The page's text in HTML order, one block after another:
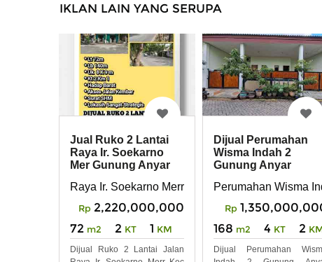
IKLAN LAIN YANG SERUPA
Jual Ruko 2 Lantai
Raya Ir. Soekarno
Mer Gunung Anyar
Raya Ir. Soekarno Merr Gunung Anyar Rungkut
Rp 2,220,000,000
72 m2 2 KT 1 KM
Dijual Ruko 2 Lantai Jalan
Dijual Perumahan
Wisma Indah 2
Gunung Anyar
Timur
Perumahan Wisma
Rp
168 m2 4 KT 2
Dijual Perumahan